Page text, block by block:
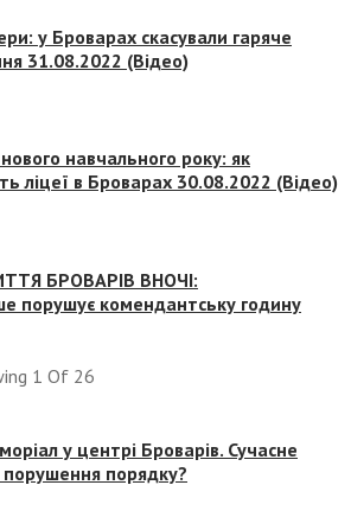
у Броварах скасували гаряче
31.08.2022 (Відео)
навчального року: як
ліцеї в Броварах 30.08.2022 (Відео)
БРОВАРІВ ВНОЧІ:
порушує комендантську годину
1 Of 26
у центрі Броварів. Сучасне
порядку?